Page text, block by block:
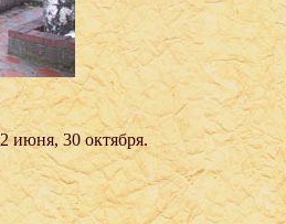
июня, 30 октября.